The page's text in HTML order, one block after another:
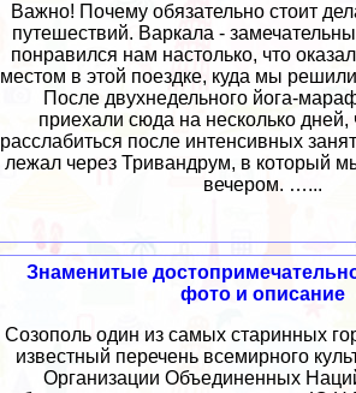
Важно! Почему обязательно стоит
путешествий. Варкала -
понравился нам настолько, что
местом в этой поездке, куда мы
После двухнедельного йога-
приехали сюда на несколько
расслабиться после интенсивных
лежал через Тривандрум, в который
вечером. …...
Знаменитые
фото и описание
Созополь один из самых старинных
известный перечень всемирного
Организации Объединенных